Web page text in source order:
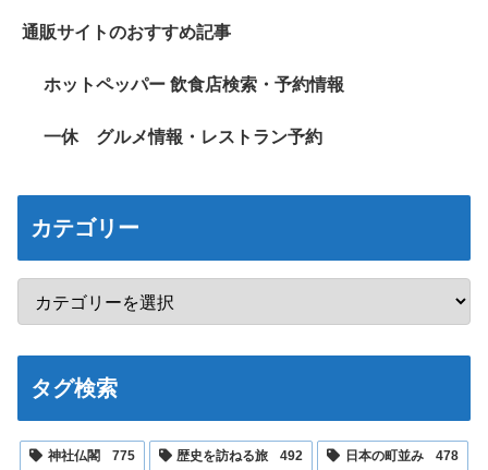
通販サイトのおすすめ記事
ホットペッパー 飲食店検索・予約情報
一休 グルメ情報・レストラン予約
カテゴリー
タグ検索
神社仏閣 775 歴史を訪ねる旅 492 日本の町並み 478